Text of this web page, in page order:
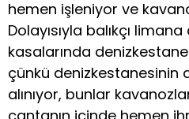
hemen işleniyor ve
Dolayısıyla balıkçı
kasalarında
çünkü denizkestanesinin
alınıyor, bunlar